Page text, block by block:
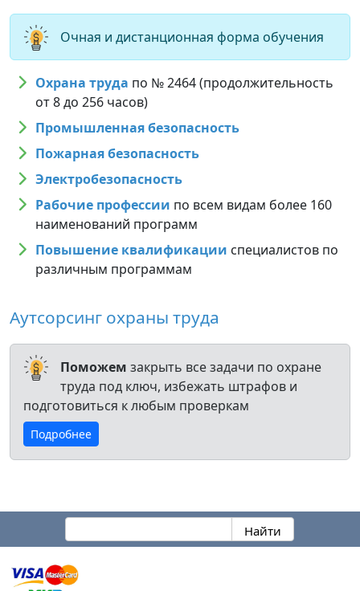
Очная и дистанционная форма обучения
Охрана труда по № 2464 (продолжительность
от 8 до 256 часов)
Промышленная безопасность
Пожарная безопасность
Электробезопасность
Рабочие профессии по всем видам более 160
наименований программ
Повышение квалификации специалистов по
различным программам
Аутсорсинг охраны труда
Поможем закрыть все задачи по охране
труда под ключ, избежать штрафов и
подготовиться к любым проверкам
Подробнее